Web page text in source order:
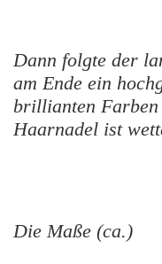
Dann folgte der
am Ende ein
brillianten
Haarnadel ist
Die Maße (ca.)